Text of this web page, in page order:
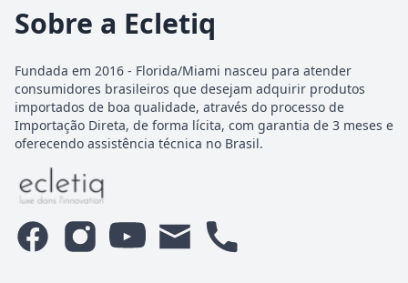
Sobre a Ecletiq
Fundada em 2016 - Florida/Miami nasceu para atender
consumidores brasileiros que desejam adquirir produtos
importados de boa qualidade, através do processo de
Importação Direta, de forma lícita, com garantia de 3 meses e
oferecendo assistência técnica no Brasil.